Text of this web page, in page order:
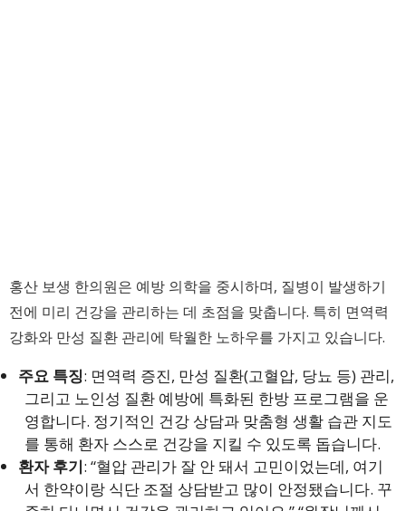
홍산 보생 한의원은 예방 의학을 중시하며, 질병이 발생하기
전에 미리 건강을 관리하는 데 초점을 맞춥니다. 특히 면역력
강화와 만성 질환 관리에 탁월한 노하우를 가지고 있습니다.
주요 특징: 면역력 증진, 만성 질환(고혈압, 당뇨 등) 관리,
그리고 노인성 질환 예방에 특화된 한방 프로그램을 운
영합니다. 정기적인 건강 상담과 맞춤형 생활 습관 지도
를 통해 환자 스스로 건강을 지킬 수 있도록 돕습니다.
환자 후기: “혈압 관리가 잘 안 돼서 고민이었는데, 여기
서 한약이랑 식단 조절 상담받고 많이 안정됐습니다. 꾸